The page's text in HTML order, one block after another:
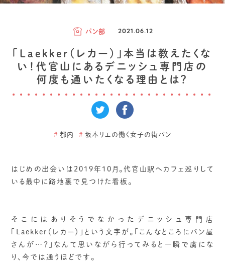
パン部 2021.06.12
「Laekker（レカー）」本当は教えたくな
い！代官山にあるデニッシュ専門店の
何度も通いたくなる理由とは？
# 都内 # 坂本リエの働く女子の街パン
はじめの出会いは2019年10月。代官山駅へカフェ巡りして
いる最中に路地裏で見つけた看板。
そこにはありそうでなかったデニッシュ専門店
「Laekker（レカー）」という文字が。「こんなところにパン屋
さんが…？」なんて思いながら行ってみると一瞬で虜にな
り、今では通うほどです。